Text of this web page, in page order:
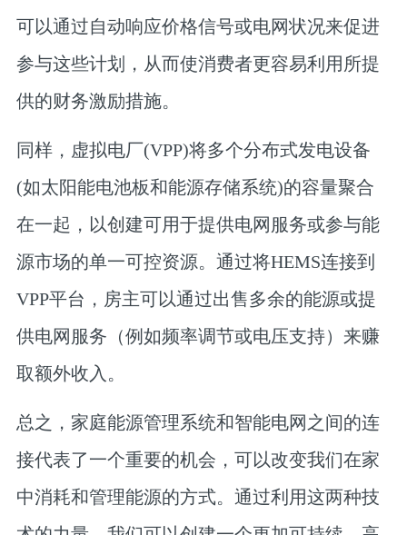
可以通过自动响应价格信号或电网状况来促进
参与这些计划，从而使消费者更容易利用所提
供的财务激励措施。
同样，虚拟电厂(VPP)将多个分布式发电设备
(如太阳能电池板和能源存储系统)的容量聚合
在一起，以创建可用于提供电网服务或参与能
源市场的单一可控资源。通过将HEMS连接到
VPP平台，房主可以通过出售多余的能源或提
供电网服务（例如频率调节或电压支持）来赚
取额外收入。
总之，家庭能源管理系统和智能电网之间的连
接代表了一个重要的机会，可以改变我们在家
中消耗和管理能源的方式。通过利用这两种技